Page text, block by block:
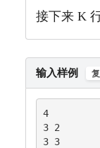
接下来 K
输入样例
4
3 2
3 3